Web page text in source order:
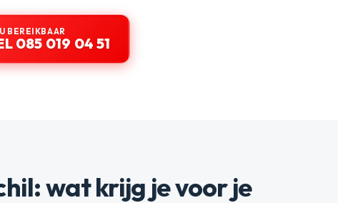
BEREIKBAAR
085 019 04 51
wat krijg je voor je